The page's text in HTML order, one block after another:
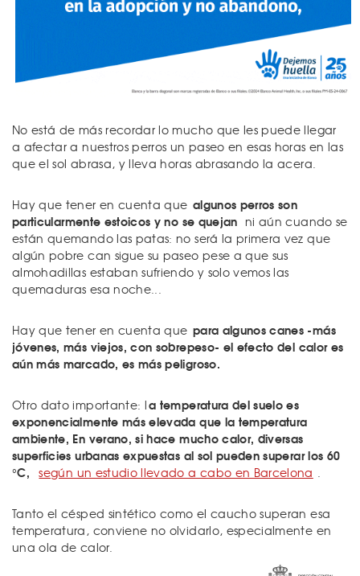
No está de más recordar lo mucho que les puede llegar
a afectar a nuestros perros un paseo en esas horas en las
que el sol abrasa, y lleva horas abrasando la acera.
Hay que tener en cuenta que algunos perros son
particularmente estoicos y no se quejan ni aún cuando se
están quemando las patas: no será la primera vez que
algún pobre can sigue su paseo pese a que sus
almohadillas estaban sufriendo y solo vemos las
quemaduras esa noche...
Hay que tener en cuenta que para algunos canes -más
jóvenes, más viejos, con sobrepeso- el efecto del calor es
aún más marcado, es más peligroso.
Otro dato importante: la temperatura del suelo es
exponencialmente más elevada que la temperatura
ambiente, En verano, si hace mucho calor, diversas
superficies urbanas expuestas al sol pueden superar los 60
°C,
según un estudio llevado a cabo en Barcelona .
Tanto el césped sintético como el caucho superan esa
temperatura, conviene no olvidarlo, especialmente en
una ola de calor.